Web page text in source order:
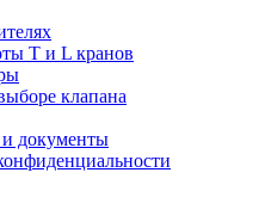
T и L кранов
клапана
документы